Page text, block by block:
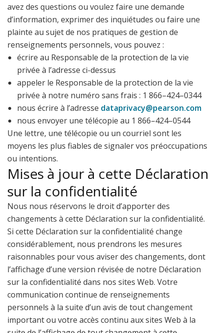
avez des questions ou voulez faire une demande
d’information, exprimer des inquiétudes ou faire une
plainte au sujet de nos pratiques de gestion de
renseignements personnels, vous pouvez :
écrire au Responsable de la protection de la vie
privée à l’adresse ci-dessus
appeler le Responsable de la protection de la vie
privée à notre numéro sans frais : 1 866–424–0344
nous écrire à l’adresse dataprivacy@pearson.com
nous envoyer une télécopie au 1 866–424–0544
Une lettre, une télécopie ou un courriel sont les
moyens les plus fiables de signaler vos préoccupations
ou intentions.
Mises à jour à cette Déclaration
sur la confidentialité
Nous nous réservons le droit d’apporter des
changements à cette Déclaration sur la confidentialité.
Si cette Déclaration sur la confidentialité change
considérablement, nous prendrons les mesures
raisonnables pour vous aviser des changements, dont
l’affichage d’une version révisée de notre Déclaration
sur la confidentialité dans nos sites Web. Votre
communication continue de renseignements
personnels à la suite d’un avis de tout changement
important ou votre accès continu aux sites Web à la